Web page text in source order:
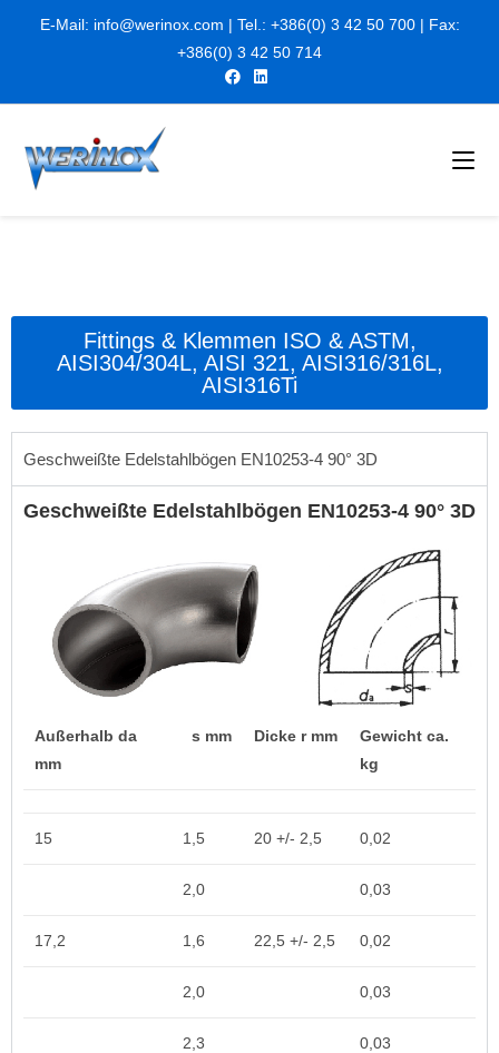
E-Mail: info@werinox.com | Tel.: +386(0) 3 42 50 700| Fax:
+386(0) 3 42 50 714
Fittings & Klemmen ISO & ASTM,
AISI304/304L, AISI 321, AISI316/316L,
AISI316Ti
Geschweißte Edelstahlbögen EN10253-4 90° 3D
Geschweißte Edelstahlbögen EN10253-4 90° 3D
Außerhalb da
mm
s mm Dicke r mm
Gewicht ca.
kg
15 1,5 20 +/- 2,5 0,02
2,0 0,03
17,2 1,6 22,5 +/- 2,5 0,02
2,0 0,03
2,3 0,03